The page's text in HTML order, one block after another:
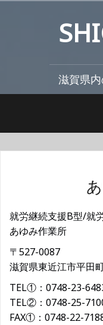
ス
滋賀県
就労継続支援B型/就
あゆみ作業所
〒527-0087
滋賀県東近江市平田
TEL①：0748-23-
TEL②：0748-25-
FAX①：0748-22-